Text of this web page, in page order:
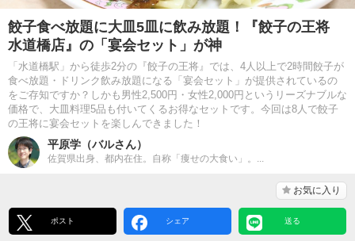
餃子食べ放題に大皿5皿に飲み放題！『餃子の王将
水道橋店』の「宴会セット」が神
「水道橋駅」から徒歩2分の『餃子の王将』では、4人以上で2時間餃子が
食べ放題・ドリンク飲み放題になる「宴会セット」が提供されているの
をご存知ですか？しかも男性2,500円・女性2,000円というリーズナブルな
価格で、大皿料理5品も付いてくるお得なセットです。今回は8人で餃子
の王将に宴会セットを楽しんできました！
平原学（バルさん）
佐賀県出身、都内在住。自称「痩せの大食い」。...
お気に入り
ポスト シェア 送る